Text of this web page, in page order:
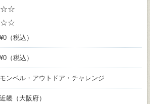
¥0（税込）
¥0（税込）
モンベル・アウトドア・チャレンジ
近畿（大阪府）